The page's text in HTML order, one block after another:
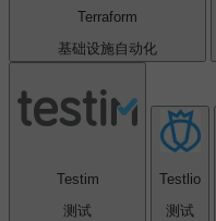
Terraform
基础设施自动化
Testim
测试
Testlio
测试